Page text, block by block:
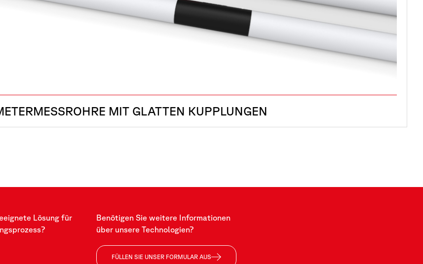
MIT GLATTEN KUPPLUNGEN
Lösung für
Benötigen Sie weitere Informationen
über unsere Technologien?
FÜLLEN SIE UNSER FORMULAR AUS